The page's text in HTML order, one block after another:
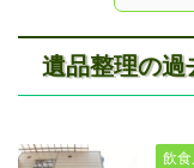
遺品整理の過
飲